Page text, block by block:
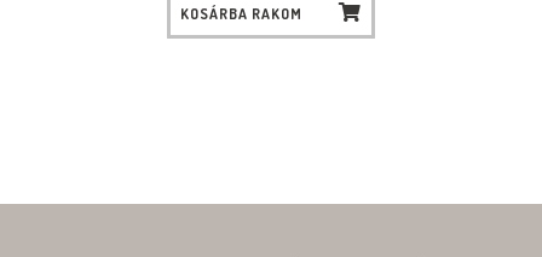
KOSÁRBA RAKOM